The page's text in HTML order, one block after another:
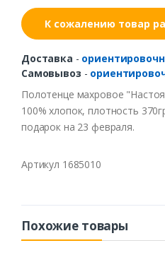
К сожалению товар
Доставка -
Самовывоз -
Полотенце махровое
100% хлопок, плотность
подарок на 23 февраля.
Артикул 1685010
Похожие товары